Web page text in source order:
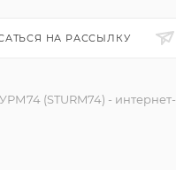
НА РАССЫЛКУ
(STURM74) - интернет-